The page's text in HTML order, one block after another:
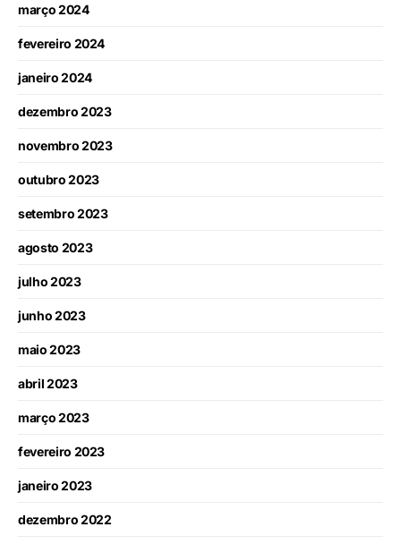
março 2024
fevereiro 2024
janeiro 2024
dezembro 2023
novembro 2023
outubro 2023
setembro 2023
agosto 2023
julho 2023
junho 2023
maio 2023
abril 2023
março 2023
fevereiro 2023
janeiro 2023
dezembro 2022